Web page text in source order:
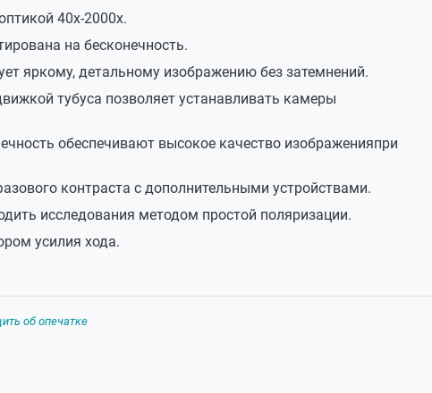
40х-2000х.
на бесконечность.
яркому, детальному изображению без затемнений.
тубуса позволяет устанавливать камеры
обеспечивают высокое качество изображенияпри
контраста с дополнительными устройствами.
исследования методом простой поляризации.
усилия хода.
устанавливается под визуальную насадку
светодиод 3 Вт,5500-6000⁰К
от +5⁰Сдо +40⁰С
20-90 %
об опечатке